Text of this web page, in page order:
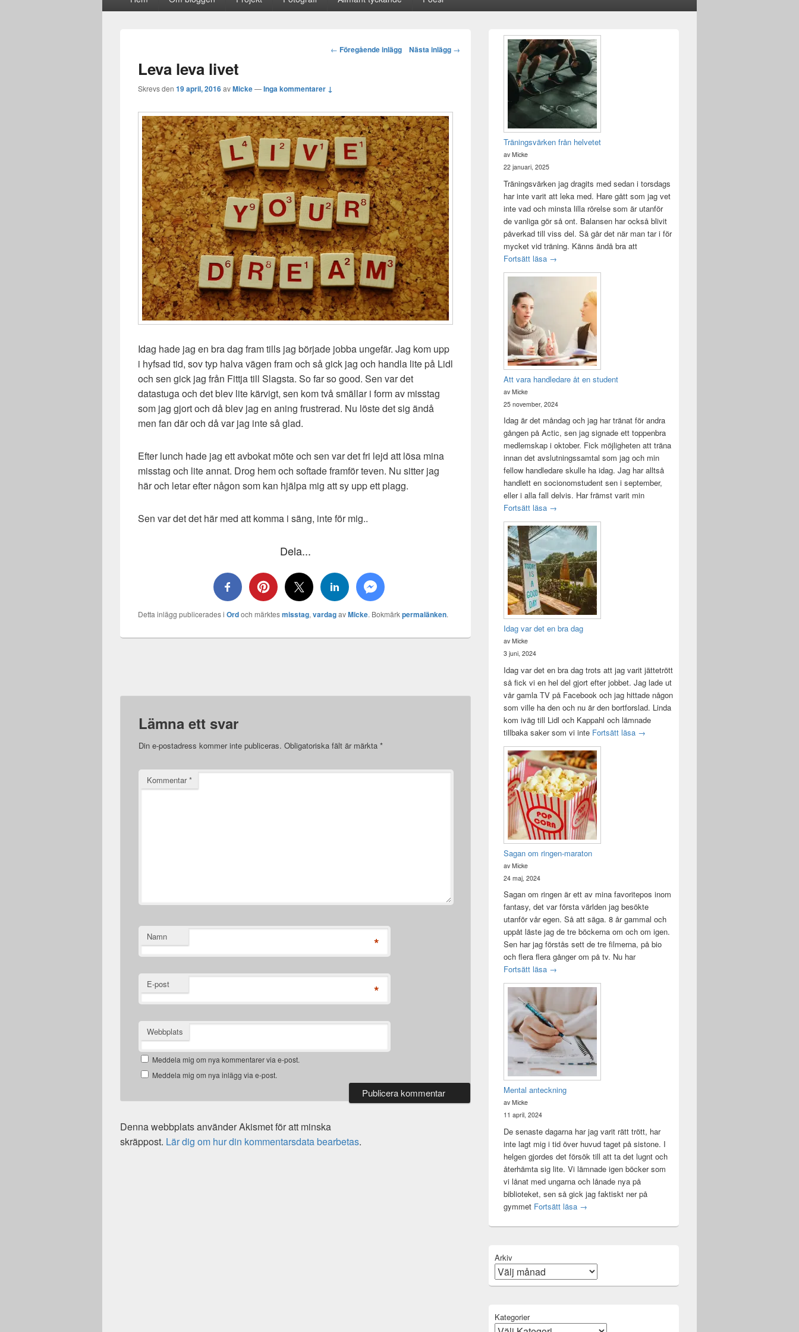
Post
← Föregående inlägg Nästa inlägg →
Leva leva livet
Skrevs den 19 april, 2016avMicke—Inga kommentarer ↓
Idag hade jag en bra dag fram tills jag började jobba ungefär. Jag kom upp
i hyfsad tid, sov typ halva vägen fram och så gick jag och handla lite på Lidl
och sen gick jag från Fittja till Slagsta. So far so good. Sen var det
datastuga och det blev lite kärvigt, sen kom två smällar i form av misstag
som jag gjort och då blev jag en aning frustrerad. Nu löste det sig ändå
men fan där och då var jag inte så glad.
Efter lunch hade jag ett avbokat möte och sen var det fri lejd att lösa mina
misstag och lite annat. Drog hem och softade framför teven. Nu sitter jag
här och letar efter någon som kan hjälpa mig att sy upp ett plagg.
Sen var det det här med att komma i säng, inte för mig..
Dela...
Detta inlägg publicerades i Ordoch märktesmisstag, vardagavMicke. Bokmärkpermalänken.
Lämna ett svar
Din e-postadress kommer inte publiceras. Obligatoriska fält är märkta *
Kommentar*
Namn *
E-post *
Webbplats
Meddela mig om nya kommentarer via e-post.
Meddela mig om nya inlägg via e-post.
Denna webbplats använder Akismet för att minska
skräppost. Lär dig om hur din kommentarsdata bearbetas.
Primära
sidofältet
Widget
område
Träningsvärken från helvetet
av Micke
22 januari, 2025
Träningsvärken jag dragits med sedan i torsdags
har inte varit att leka med. Hare gått som jag vet
inte vad och minsta lilla rörelse som är utanför
de vanliga gör så ont. Balansen har också blivit
påverkad till viss del. Så går det när man tar i för
mycket vid träning. Känns ändå bra att
Fortsätt läsa Träningsvärken från helvetet
→
Att vara handledare åt en student
av Micke
25 november, 2024
Idag är det måndag och jag har tränat för andra
gången på Actic, sen jag signade ett toppenbra
medlemskap i oktober. Fick möjligheten att träna
innan det avslutningssamtal som jag och min
fellow handledare skulle ha idag. Jag har alltså
handlett en socionomstudent sen i september,
eller i alla fall delvis. Har främst varit min
Fortsätt läsa Att vara handledare åt en student
→
Idag var det en bra dag
av Micke
3 juni, 2024
Idag var det en bra dag trots att jag varit jättetrött
så fick vi en hel del gjort efter jobbet. Jag lade ut
vår gamla TV på Facebook och jag hittade någon
som ville ha den och nu är den bortforslad. Linda
kom iväg till Lidl och Kappahl och lämnade
tillbaka saker som vi inte Fortsätt läsa Idag var det en bra dag
→
Sagan om ringen-maraton
av Micke
24 maj, 2024
Sagan om ringen är ett av mina favoritepos inom
fantasy, det var första världen jag besökte
utanför vår egen. Så att säga. 8 år gammal och
uppåt läste jag de tre böckerna om och om igen.
Sen har jag förstås sett de tre filmerna, på bio
och flera flera gånger om på tv. Nu har
Fortsätt läsa Sagan om ringen-maraton
→
Mental anteckning
av Micke
11 april, 2024
De senaste dagarna har jag varit rätt trött, har
inte lagt mig i tid över huvud taget på sistone. I
helgen gjordes det försök till att ta det lugnt och
återhämta sig lite. Vi lämnade igen böcker som
vi lånat med ungarna och lånade nya på
biblioteket, sen så gick jag faktiskt ner på
gymmet Fortsätt läsa Mental anteckning
→
Arkiv
Kategorier